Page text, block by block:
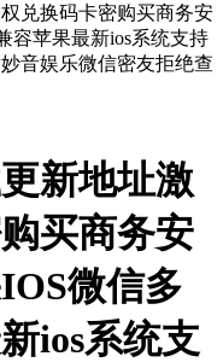
新地址激
买商务安
微信多
ios系统支